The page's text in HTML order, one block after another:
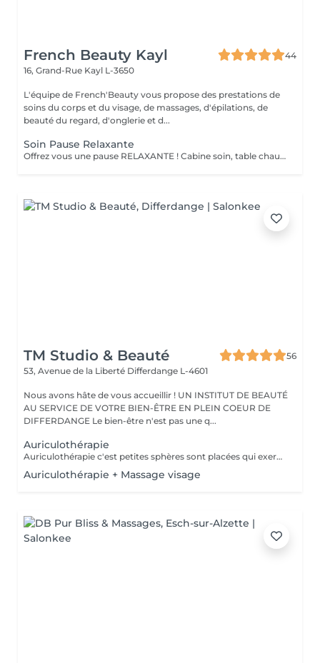
French Beauty Kayl
44
16, Grand-Rue Kayl L-3650
L'équipe de French'Beauty vous propose des prestations de
soins du corps et du visage, de massages, d'épilations, de
beauté du regard, d'onglerie et d...
Soin Pause Relaxante
Offrez vous une pause RELAXANTE ! Cabine soin, table chauffante, massage crânien ou pieds ou mains ( 20 minutes ) sur fond sonore relaxant, service thé/café
TM Studio & Beauté
56
53, Avenue de la Liberté Differdange L-4601
Nous avons hâte de vous accueillir ! UN INSTITUT DE BEAUTÉ
AU SERVICE DE VOTRE BIEN-ÊTRE EN PLEIN COEUR DE
DIFFERDANGE Le bien-être n'est pas une q...
Auriculothérapie
Auriculothérapie c'est petites sphères sont placées qui exercent une pression aux points réflexes de l'oreille. Ils peuvent aider à soulager la douleur, l'anxiété, le stress, inconfort, syndrome prémenstruel, entre autres
Auriculothérapie + Massage visage